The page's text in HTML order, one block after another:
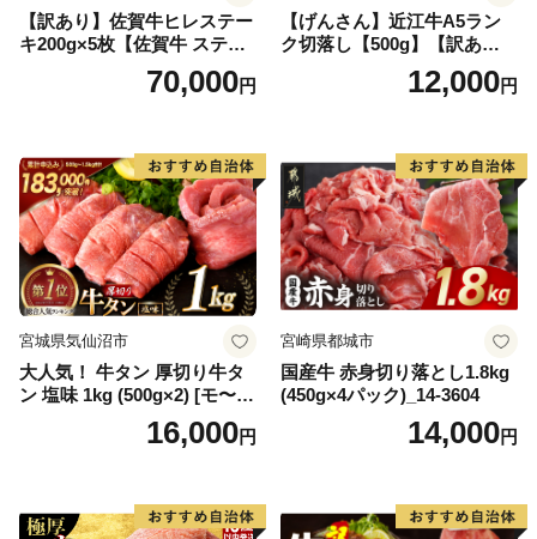
【訳あり】佐賀牛ヒレステー
キ200g×5枚【佐賀牛 ステー
キ ブランド肉 ヒレ肉 フィレ
肉 ジューシー ヘルシー】(H0
70,000円
【げんさん】近江牛A5ラン
ク切落し【500g】【訳あり】
12,000円
宮城県気仙沼市
大人気！ 牛タン 厚切り牛タ
ン 塩味 1kg (500g×2) [モ〜ラ
ンド 宮城県 気仙沼市 205646
60] 肉 牛肉 精肉 牛たん 牛タ
厚切り タン
16,000円
宮崎県都城市
国産牛 赤身切り落とし1.8kg
(450g×4パック)_14-3604
14,000円